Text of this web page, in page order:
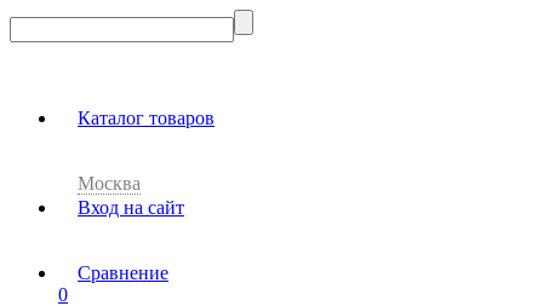
Каталог товаров
Москва
Вход на сайт
Сравнение
0